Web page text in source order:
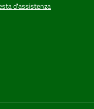
d'assistenza